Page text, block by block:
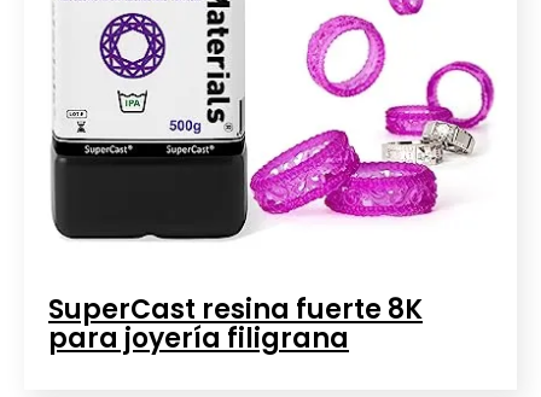
SuperCast resina fuerte 8K
para joyería filigrana